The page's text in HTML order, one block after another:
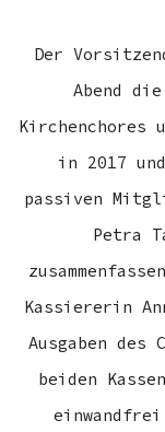
Der
Abend
Kirchenchores
in 2017
passiven
Petra
Kassiererin
Ausgaben des
beiden
einwandfrei